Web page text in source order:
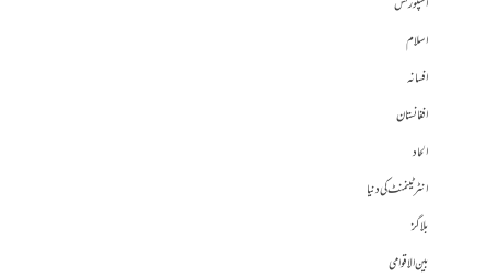
اسلام
افسانہ
افغانستان
الحاد
انٹرٹینمنٹ کی دنیا
بلاگز
بین الاقوامی